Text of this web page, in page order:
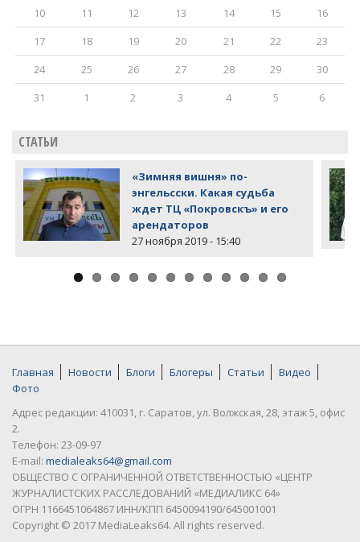
10
11 12 13 14 15
16
17
18 19 20 21 22
23
24
25 26 27 28 29
30
31
1 2 3 4 5 6
СТАТЬИ
«Зимняя вишня» по-
энгельсски. Какая судьба
ждет ТЦ «Покровскъ» и его
арендаторов
27 ноября 2019 - 15:40
Главная Новости Блоги Блогеры Статьи
Видео
Фото
Адрес редакции: 410031, г. Саратов, ул. Волжская, 28, этаж 5, офис
2.
Телефон: 23-09-97
E-mail: medialeaks64@gmail.com
ОБЩЕСТВО С ОГРАНИЧЕННОЙ ОТВЕТСТВЕННОСТЬЮ «ЦЕНТР
ЖУРНАЛИСТСКИХ РАССЛЕДОВАНИЙ «МЕДИАЛИКС 64»
ОГРН 1166451064867 ИНН/КПП 6450094190/645001001
Copyright © 2017 MediaLeaks64. All rights reserved.